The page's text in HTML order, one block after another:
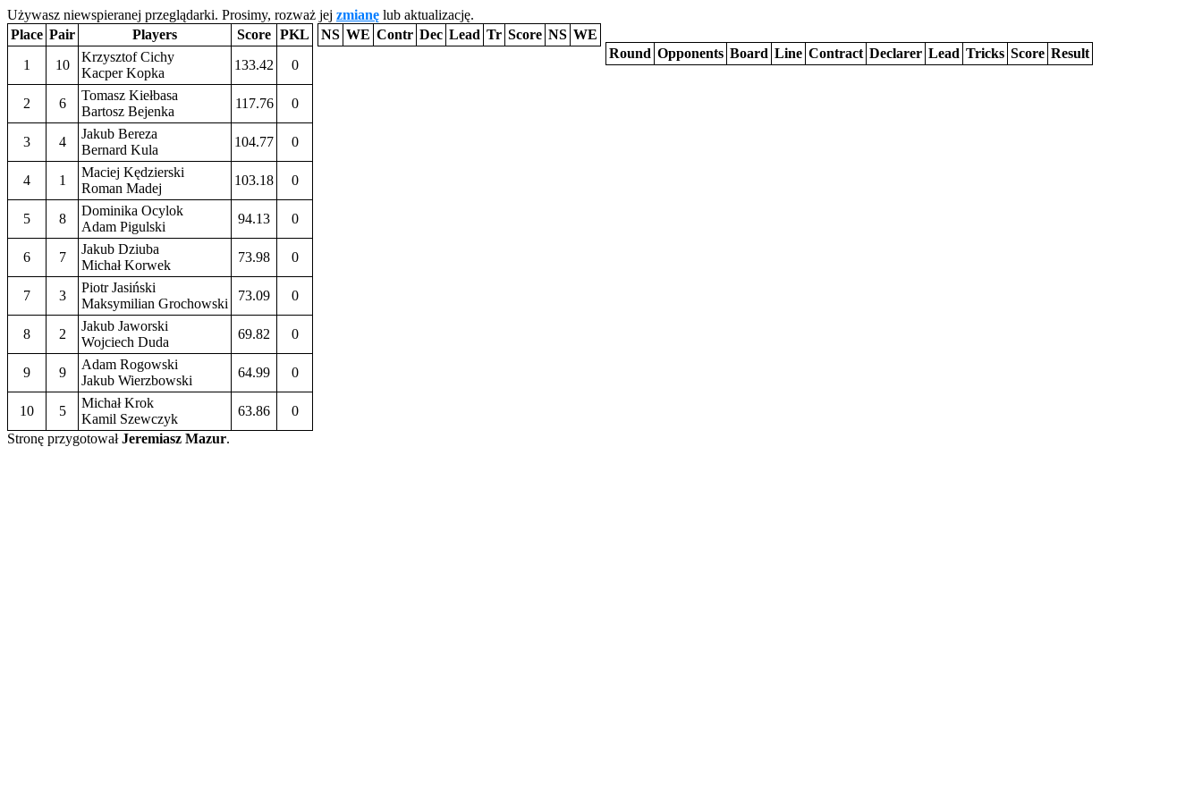
Używasz niewspieranej przeglądarki. Prosimy, rozważ jej zmianę lub aktualizację.
Place Pair Players Score PKL
1
10
Krzysztof Cichy
Kacper Kopka
133.42 0
2 6
Tomasz Kiełbasa
Bartosz Bejenka
117.76 0
3 4
Jakub Bereza
Bernard Kula
104.77 0
4 1
Maciej Kędzierski
Roman Madej
103.18 0
5 8
Dominika Ocylok
Adam Pigulski
94.13 0
6 7
Jakub Dziuba
Michał Korwek
73.98 0
7 3
Piotr Jasiński
Maksymilian Grochowski
73.09 0
8 2
Jakub Jaworski
Wojciech Duda
69.82 0
9 9
Adam Rogowski
Jakub Wierzbowski
64.99 0
10 5
Michał Krok
Kamil Szewczyk
63.86 0
NS WE Contr Dec Lead Tr Score NS WE
Round Opponents Board Line Contract Declarer Lead Tricks Score Result
Stronę przygotowałJeremiasz Mazur.